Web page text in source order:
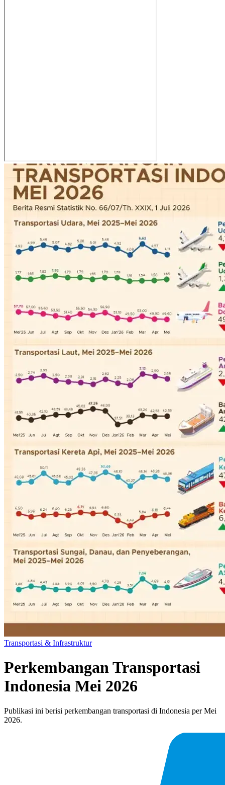
Transportasi & Infrastruktur
Perkembangan Transportasi
Indonesia Mei 2026
Publikasi ini berisi perkembangan transportasi di Indonesia per Mei
2026.